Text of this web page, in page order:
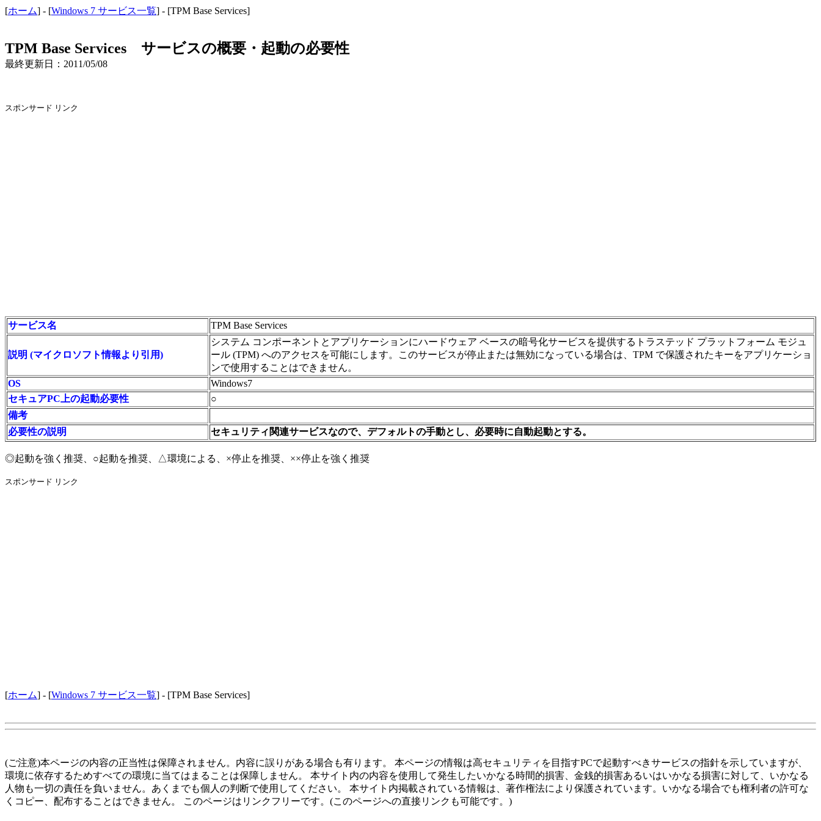
[ホーム] - [Windows 7 サービス一覧] - [TPM Base Services]
TPM Base Services サービスの概要・起動の必要性
最終更新日：2011/05/08
スポンサード リンク
サービス名 TPM Base Services
説明 (マイクロソフト情報より引用)
システム コンポーネントとアプリケーションにハードウェア ベースの暗号化サービスを提供するトラステッド プラットフォーム モジュ
ール (TPM) へのアクセスを可能にします。このサービスが停止または無効になっている場合は、TPM で保護されたキーをアプリケーショ
ンで使用することはできません。
OS
Windows7
セキュアPC上の起動必要性
○
備考
必要性の説明
セキュリティ関連サービスなので、デフォルトの手動とし、必要時に自動起動とする。
◎起動を強く推奨、○起動を推奨、△環境による、×停止を推奨、××停止を強く推奨
スポンサード リンク
[ホーム] - [Windows 7 サービス一覧] - [TPM Base Services]
(ご注意)本ページの内容の正当性は保障されません。内容に誤りがある場合も有ります。 本ページの情報は高セキュリティを目指すPCで起動すべきサービスの指針を示していますが、
環境に依存するためすべての環境に当てはまることは保障しません。 本サイト内の内容を使用して発生したいかなる時間的損害、金銭的損害あるいはいかなる損害に対して、いかなる
人物も一切の責任を負いません。あくまでも個人の判断で使用してください。 本サイト内掲載されている情報は、著作権法により保護されています。いかなる場合でも権利者の許可な
くコピー、配布することはできません。 このページはリンクフリーです。(このページへの直接リンクも可能です。)